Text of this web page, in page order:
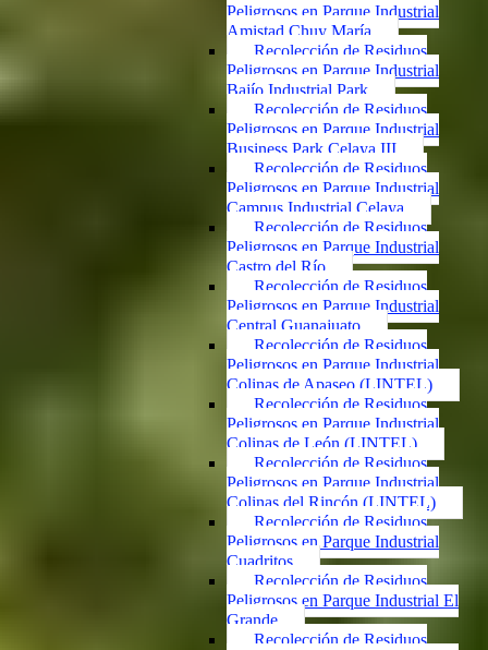
Peligrosos en Parque Industrial
Amistad Chuy María
Recolección de Residuos
Peligrosos en Parque Industrial
Bajío Industrial Park
Recolección de Residuos
Peligrosos en Parque Industrial
Business Park Celaya III
Recolección de Residuos
Peligrosos en Parque Industrial
Campus Industrial Celaya
Recolección de Residuos
Peligrosos en Parque Industrial
Castro del Río
Recolección de Residuos
Peligrosos en Parque Industrial
Central Guanajuato
Recolección de Residuos
Peligrosos en Parque Industrial
Colinas de Apaseo (LINTEL)
Recolección de Residuos
Peligrosos en Parque Industrial
Colinas de León (LINTEL)
Recolección de Residuos
Peligrosos en Parque Industrial
Colinas del Rincón (LINTEL)
Recolección de Residuos
Peligrosos en Parque Industrial
Cuadritos
Recolección de Residuos
Peligrosos en Parque Industrial El
Grande
Recolección de Residuos